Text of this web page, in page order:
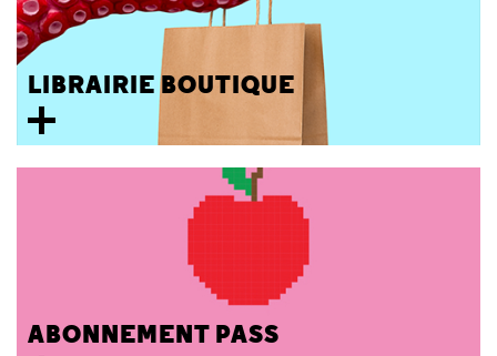
LIBRAIRIE BOUTIQUE
ABONNEMENT PASS